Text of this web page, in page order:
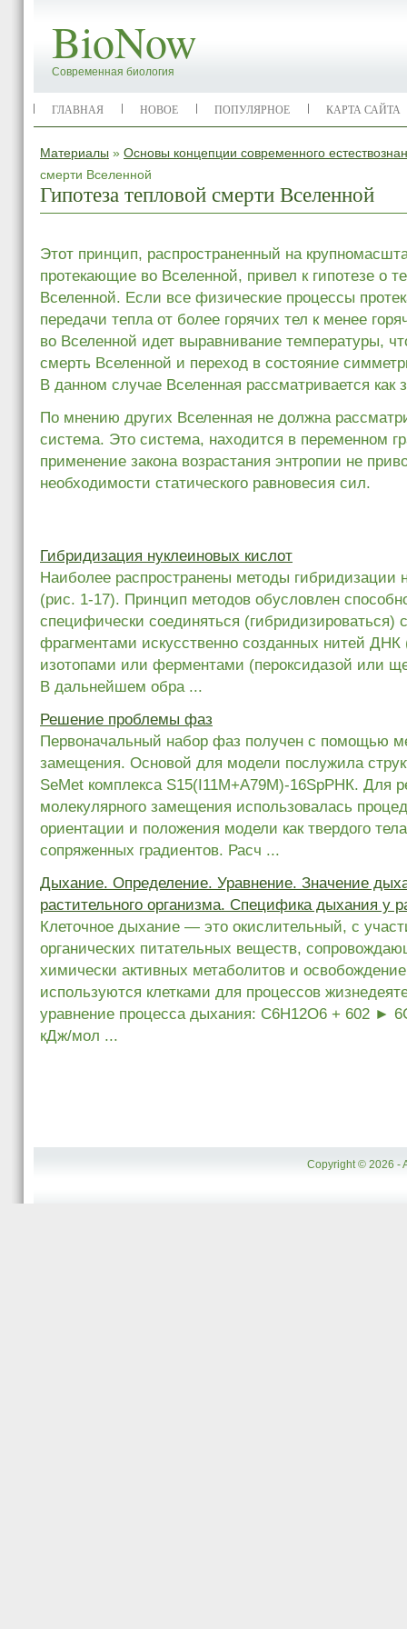
BioNow
Современная биология
ГЛАВНАЯ НОВОЕ ПОПУЛЯРНОЕ КАРТА САЙТА
Материалы » Основы концепции современного
смерти Вселенной
Гипотеза тепловой смерти Вселенной
Этот принцип, распространенный на
протекающие во Вселенной, привел к гипотезе о
Вселенной. Если все физические процессы
передачи тепла от более горячих тел к менее
во Вселенной идет выравнивание температуры,
смерть Вселенной и переход в состояние
В данном случае Вселенная рассматривается как
По мнению других Вселенная не должна
система. Это система, находится в переменном
применение закона возрастания энтропии не
необходимости статического равновесия сил.
Гибридизация нуклеиновых кислот
Наиболее распространены методы гибридизации
(рис. 1-17). Принцип методов обусловлен
специфически соединяться (гибридизироваться)
фрагментами искусственно созданных нитей
изотопами или ферментами (пероксидазой или
В дальнейшем обра ...
Решение проблемы фаз
Первоначальный набор фаз получен с помощью
замещения. Основой для модели послужила
SeMet комплекса S15(I11M+A79M)-16SрРНК. Для
молекулярного замещения использовалась
ориентации и положения модели как твердого
сопряженных градиентов. Расч ...
Дыхание. Определение. Уравнение. Значение
растительного организма. Специфика дыхания у
Клеточное дыхание — это окислительный, с
органических питательных веществ,
химически активных метаболитов и
используются клетками для процессов
уравнение процесса дыхания: С6Н12О6 + 602 ►
кДж/мол ...
Copyright © 2026 -